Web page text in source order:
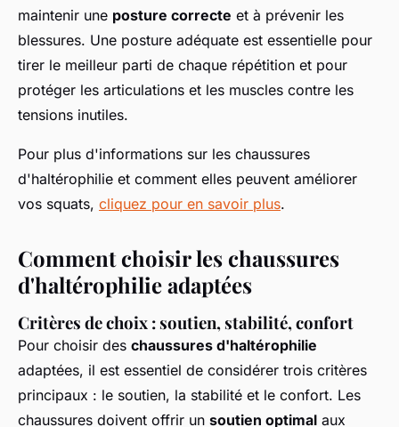
maintenir une posture correcte et à prévenir les
blessures. Une posture adéquate est essentielle pour
tirer le meilleur parti de chaque répétition et pour
protéger les articulations et les muscles contre les
tensions inutiles.
Pour plus d'informations sur les chaussures
d'haltérophilie et comment elles peuvent améliorer
vos squats, cliquez pour en savoir plus.
Comment choisir les chaussures
d'haltérophilie adaptées
Critères de choix : soutien, stabilité, confort
Pour choisir des chaussures d'haltérophilie
adaptées, il est essentiel de considérer trois critères
principaux : le soutien, la stabilité et le confort. Les
chaussures doivent offrir un soutien optimal aux